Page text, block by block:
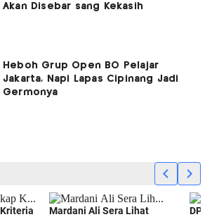
Akan Disebar sang Kekasih
Heboh Grup Open BO Pelajar
Jakarta, Napi Lapas Cipinang Jadi
Germonya